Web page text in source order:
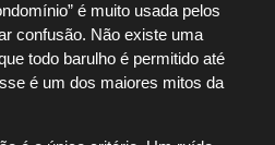
é muito usada pelos
confusão. Não existe uma
todo barulho é permitido até
é um dos maiores mitos da